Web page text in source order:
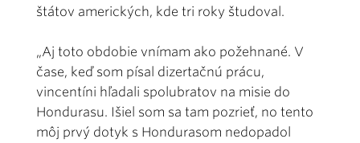
štátov amerických, kde tri roky študoval.
„Aj toto obdobie vnímam ako požehnané. V
čase, keď som písal dizertačnú prácu,
vincentíni hľadali spolubratov na misie do
Hondurasu. Išiel som sa tam pozrieť, no tento
môj prvý dotyk s Hondurasom nedopadol